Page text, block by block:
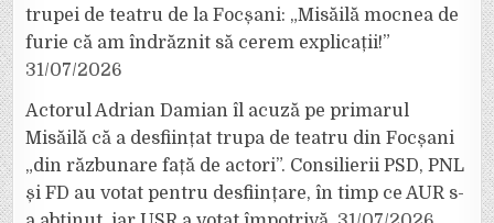
trupei de teatru de la Focșani: „Misăilă mocnea de
furie că am îndrăznit să cerem explicații!”
31/07/2026
Actorul Adrian Damian îl acuză pe primarul
Misăilă că a desființat trupa de teatru din Focșani
„din răzbunare față de actori”. Consilierii PSD, PNL
și FD au votat pentru desființare, în timp ce AUR s-